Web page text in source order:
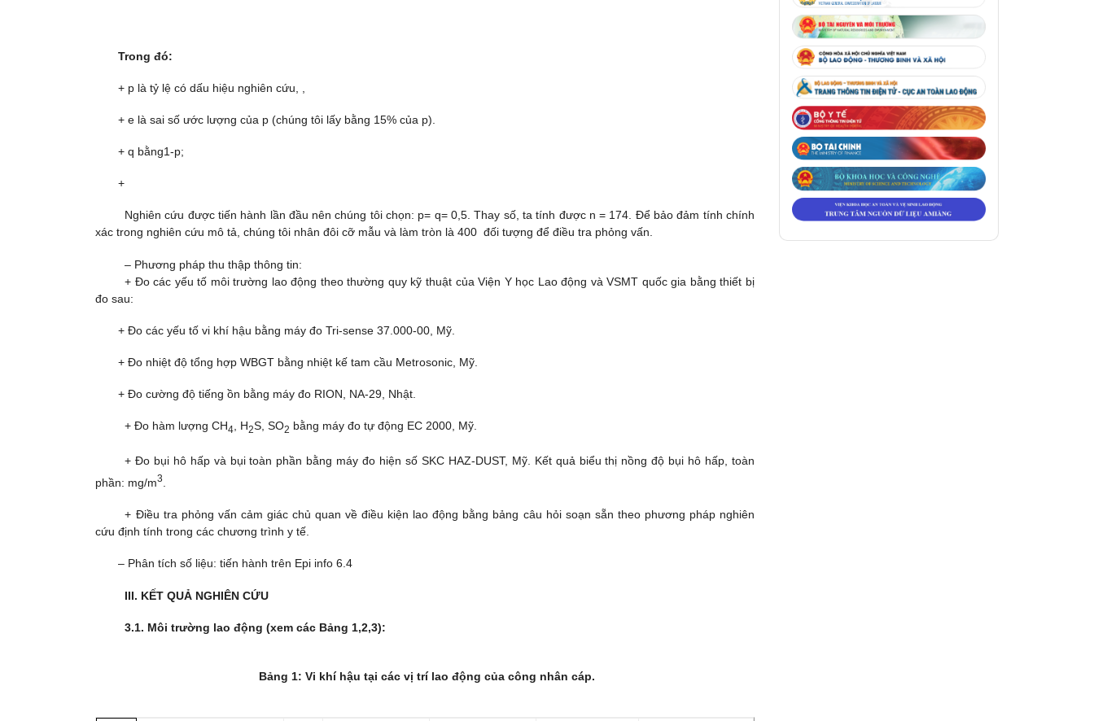
Trong đó:
+ p là tỷ lệ có dấu hiệu nghiên cứu, ,
+ e là sai số ước lượng của p (chúng tôi lấy bằng 15% của p).
+ q bằng1-p;
+
Nghiên cứu được tiến hành lần đầu nên chúng tôi chọn: p= q= 0,5. Thay số, ta tính được n = 174. Để bảo đảm tính chính
xác trong nghiên cứu mô tả, chúng tôi nhân đôi cỡ mẫu và làm tròn là 400 đối tượng để điều tra phỏng vấn.
– Phương pháp thu thập thông tin:
+ Đo các yếu tố môi trường lao động theo thường quy kỹ thuật của Viện Y học Lao động và VSMT quốc gia bằng thiết bị
đo sau:
+ Đo các yếu tố vi khí hậu bằng máy đo Tri-sense 37.000-00, Mỹ.
+ Đo nhiệt độ tổng hợp WBGT bằng nhiệt kế tam cầu Metrosonic, Mỹ.
+ Đo cường độ tiếng ồn bằng máy đo RION, NA-29, Nhật.
+ Đo hàm lượng CH4, H2S, SO2 bằng máy đo tự động EC 2000, Mỹ.
+ Đo bụi hô hấp và bụi toàn phần bằng máy đo hiện số SKC HAZ-DUST, Mỹ. Kết quả biểu thị nồng độ bụi hô hấp, toàn
phần: mg/m3
+ Điều tra phỏng vấn cảm giác chủ quan về điều kiện lao động bằng bảng câu hỏi soạn sẵn theo phương pháp nghiên
cứu định tính trong các chương trình y tế.
– Phân tích số liệu: tiến hành trên Epi info 6.4
III. KẾT QUẢ NGHIÊN CỨU
3.1. Môi trường lao động (xem các Bảng 1,2,3):
Bảng 1: Vi khí hậu tại các vị trí lao động của công nhân cáp.